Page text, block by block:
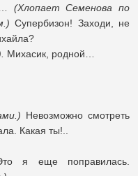
(Хлопает Семенова по
Супербизон! Заходи, не
Михасик, родной…
Невозможно смотреть
Какая ты!..
я еще поправилась.